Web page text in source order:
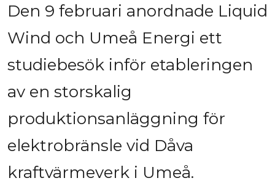
Den 9 februari anordnade Liquid
Wind och Umeå Energi ett
studiebesök inför etableringen
av en storskalig
produktionsanläggning för
elektrobränsle vid Dåva
kraftvärmeverk i Umeå.